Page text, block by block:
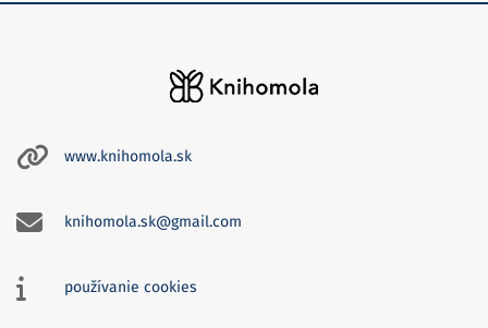
www.knihomola.sk
knihomola.sk@gmail.com
používanie cookies